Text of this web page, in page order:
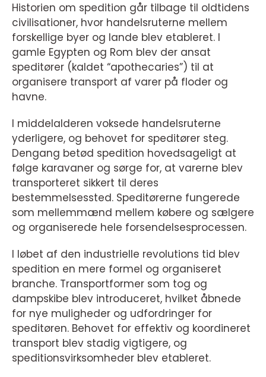
Historien om spedition går tilbage til oldtidens
civilisationer, hvor handelsruterne mellem
forskellige byer og lande blev etableret. I
gamle Egypten og Rom blev der ansat
speditører (kaldet “apothecaries”) til at
organisere transport af varer på floder og
havne.
I middelalderen voksede handelsruterne
yderligere, og behovet for speditører steg.
Dengang betød spedition hovedsageligt at
følge karavaner og sørge for, at varerne blev
transporteret sikkert til deres
bestemmelsessted. Speditørerne fungerede
som mellemmænd mellem købere og sælgere
og organiserede hele forsendelsesprocessen.
I løbet af den industrielle revolutions tid blev
spedition en mere formel og organiseret
branche. Transportformer som tog og
dampskibe blev introduceret, hvilket åbnede
for nye muligheder og udfordringer for
speditøren. Behovet for effektiv og koordineret
transport blev stadig vigtigere, og
speditionsvirksomheder blev etableret.